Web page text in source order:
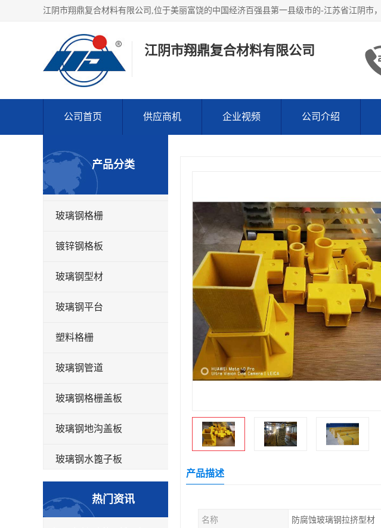
江阴市翔鼎复合材料有限公司
公司首页 供应商机 企业视频 公司介绍
产品分类
玻璃钢格栅
镀锌钢格板
玻璃钢型材
玻璃钢平台
塑料格栅
玻璃钢管道
玻璃钢格栅盖板
玻璃钢地沟盖板
玻璃钢水篦子板
玻璃钢平板
热门资讯
产品描述
名称 防腐蚀玻璃钢拉挤型材